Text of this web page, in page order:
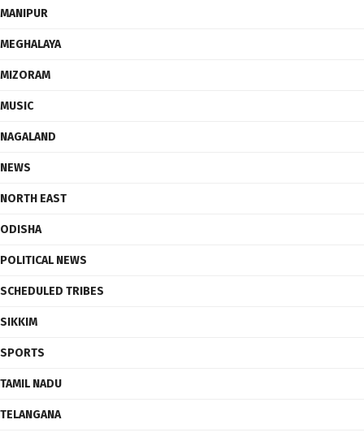
MANIPUR
MEGHALAYA
MIZORAM
MUSIC
NAGALAND
NEWS
NORTH EAST
ODISHA
POLITICAL NEWS
SCHEDULED TRIBES
SIKKIM
SPORTS
TAMIL NADU
TELANGANA